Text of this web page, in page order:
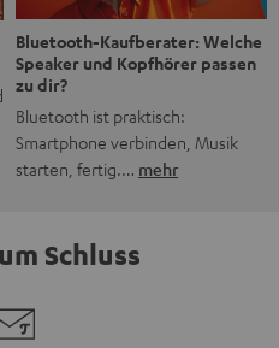
Bluetooth-Kaufberater: Welche
Speaker und Kopfhörer passen
zu dir?
Bluetooth ist praktisch:
Smartphone verbinden, Musik
starten, fertig.… mehr
Schluss